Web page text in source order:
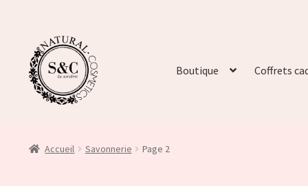
Boutique Coffrets
Accueil Savonnerie Page 2